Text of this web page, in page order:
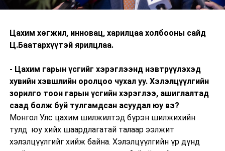
Цахим хөгжил, инновац, харилцаа холбооны сайд
Ц.Баатархүүтэй ярилцлаа.
- Цахим гарын үсгийг хэрэглээнд нэвтрүүлэхэд
хувийн хэвшлийн оролцоо чухал уу. Хэлэлцүүлгийн
зорилго тоон гарын үсгийн хэрэглээ, ашиглалтад
саад болж буй тулгамдсан асуудал юу вэ?
Монгол Улс цахим шилжилтэд бүрэн шилжихийн
тулд юу хийх шаардлагатай талаар ээлжит
хэлэлцүүлгийг хийж байна. Хэлэлцүүлгийн үр дүнд